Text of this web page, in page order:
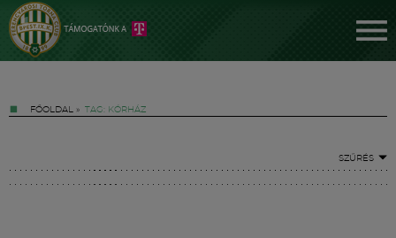
FŐOLDAL » TAG: KÓRHÁZ
SZŰRÉS